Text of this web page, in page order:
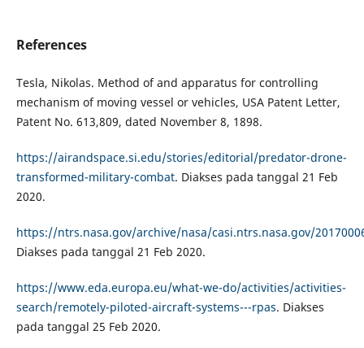
References
Tesla, Nikolas. Method of and apparatus for controlling
mechanism of moving vessel or vehicles, USA Patent Letter,
Patent No. 613,809, dated November 8, 1898.
https://airandspace.si.edu/stories/editorial/predator-drone-
transformed-military-combat. Diakses pada tanggal 21 Feb
2020.
https://ntrs.nasa.gov/archive/nasa/casi.ntrs.nasa.gov/
Diakses pada tanggal 21 Feb 2020.
https://www.eda.europa.eu/what-we-do/activities/activities-
search/remotely-piloted-aircraft-systems---rpas. Diakses
pada tanggal 25 Feb 2020.